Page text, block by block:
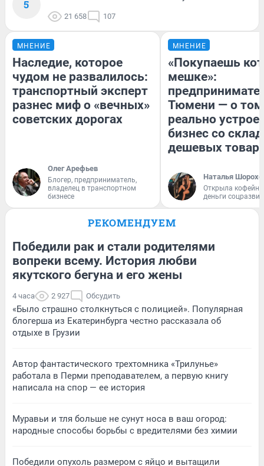
5
21 658 107
МНЕНИЕ
Наследие, которое
чудом не развалилось:
транспортный эксперт
разнес миф о «вечных»
советских дорогах
Олег Арефьев
Блогер, предприниматель,
владелец в транспортном
бизнесе
МНЕНИЕ
«Покупаешь
мешке»:
Тюмени — о
реально
бизнес со
дешевых
Наталья
Открыла
деньги
РЕКОМЕНДУЕМ
Победили рак и стали родителями
вопреки всему. История любви
якутского бегуна и его жены
4 часа 2 927 Обсудить
«Было страшно столкнуться с полицией». Популярная
блогерша из Екатеринбурга честно рассказала об
отдыхе в Грузии
Автор фантастического трехтомника «Трилунье»
работала в Перми преподавателем, а первую книгу
написала на спор — ее история
Муравьи и тля больше не сунут носа в ваш огород:
народные способы борьбы с вредителями без химии
Победили опухоль размером с яйцо и вытащили